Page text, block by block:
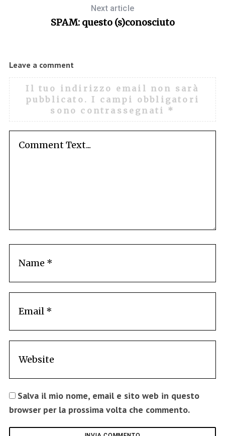
Next article
SPAM: questo (s)conosciuto
Leave a comment
Il tuo indirizzo email non sarà
pubblicato. I campi obbligatori
sono contrassegnati *
Salva il mio nome, email e sito web in questo
browser per la prossima volta che commento.